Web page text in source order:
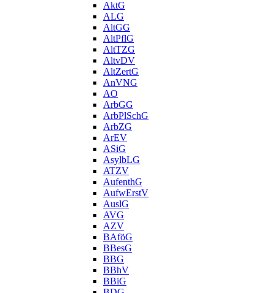
AktG
ALG
AltGG
AltPflG
AltTZG
AltvDV
AltZertG
AnVNG
AO
ArbGG
ArbPlSchG
ArbZG
ArEV
ASiG
AsylbLG
ATZV
AufenthG
AufwErstV
AuslG
AVG
AZV
BAföG
BBesG
BBG
BBhV
BBiG